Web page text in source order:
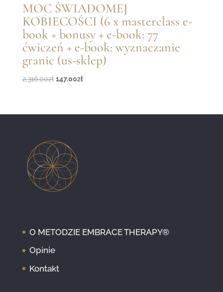
MOC ŚWIADOMEJ
KOBIECOŚCI (6 x masterclass e-
book + bonusy + e-book: 77
ćwiczeń + e-book: wyznaczanie
granic (us-sklep)
2,316.00zł Pierwotna
2,316.00zł.
147.00złAktualna
147.00zł.
O METODZIE EMBRACE THERAPY®
Opinie
Kontakt